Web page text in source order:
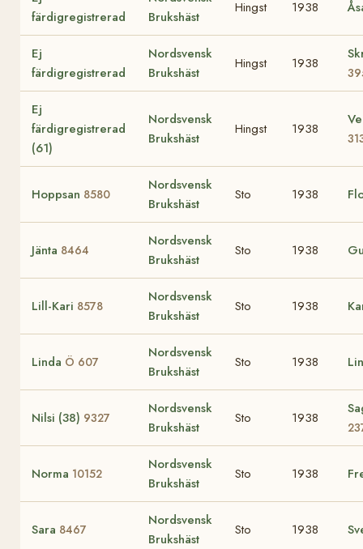
färdigregistrerad
Brukshäst
Hingst 1938
Ej
färdigregistrerad
Nordsvensk
Brukshäst
Hingst 1938
Ej
färdigregistrerad
(61)
Nordsvensk
Brukshäst
Hingst 1938
Hoppsan 8580
Nordsvensk
Brukshäst
Sto 1938
Jänta 8464
Nordsvensk
Brukshäst
Sto 1938
Lill-Kari 8578
Nordsvensk
Brukshäst
Sto 1938
Linda Ö 607
Nordsvensk
Brukshäst
Sto 1938
Nilsi (38) 9327
Nordsvensk
Brukshäst
Sto 1938
Norma 10152
Nordsvensk
Brukshäst
Sto 1938
Sara 8467
Nordsvensk
Brukshäst
Sto 1938